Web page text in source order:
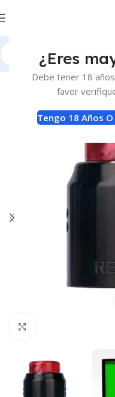
¿Eres
Debe tener 18
favor
Tengo 18 Años O
Inicio Atomizadores RDA